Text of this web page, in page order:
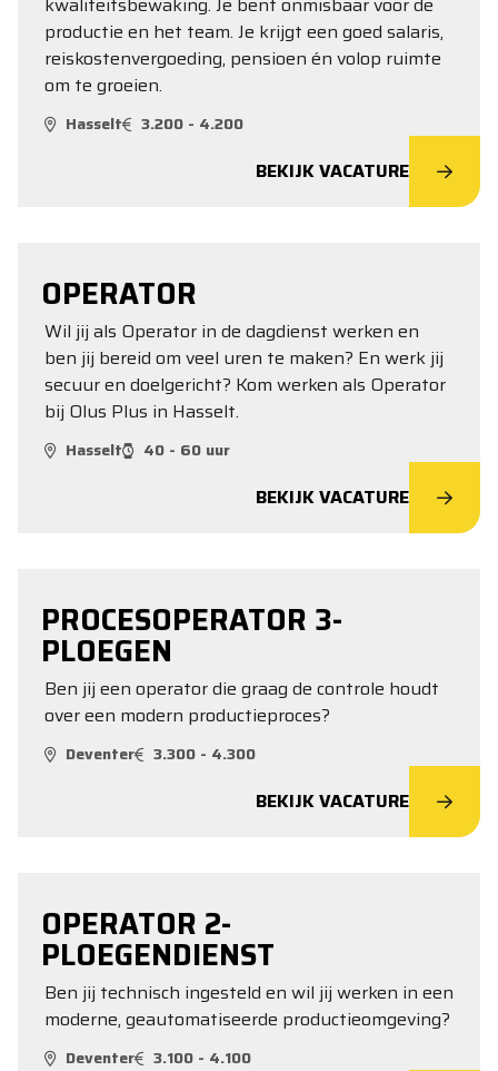
productie en het team. Je krijgt een goed salaris,
reiskostenvergoeding, pensioen én volop ruimte
om te groeien.
Hasselt 3.200 - 4.200
BEKIJK VACATURE
OPERATOR
Wil jij als Operator in de dagdienst werken en
ben jij bereid om veel uren te maken? En werk jij
secuur en doelgericht? Kom werken als Operator
bij Olus Plus in Hasselt.
Hasselt 40 - 60 uur
BEKIJK VACATURE
PROCESOPERATOR 3-
PLOEGEN
Ben jij een operator die graag de controle houdt
over een modern productieproces?
Deventer 3.300 - 4.300
BEKIJK VACATURE
OPERATOR 2-
PLOEGENDIENST
Ben jij technisch ingesteld en wil jij werken in een
moderne, geautomatiseerde productieomgeving?
Deventer 3.100 - 4.100